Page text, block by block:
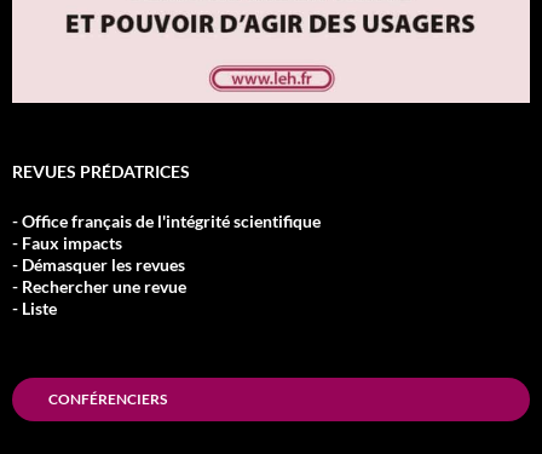
REVUES PRÉDATRICES
- Office français de l'intégrité scientifique
- Faux impacts
- Démasquer les revues
- Rechercher une revue
- Liste
CONFÉRENCIERS